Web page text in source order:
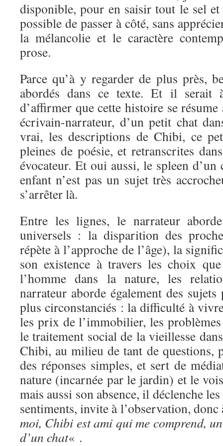
disponible, pour en saisir tout le sel
possible de passer à côté, sans
la mélancolie et le caractère
prose.
Parce qu’à y regarder de plus près,
abordés dans ce texte. Et il serait
d’affirmer que cette histoire se
écrivain-narrateur, d’un petit chat
vrai, les descriptions de Chibi, ce
pleines de poésie, et retranscrites
évocateur. Et oui aussi, le spleen d’un
enfant n’est pas un sujet très
s’arrêter là.
Entre les lignes, le narrateur
universels : la disparition des
répète à l’approche de l’âge), la
son existence à travers les choix
l’homme dans la nature, les
narrateur aborde également des
plus circonstanciés : la difficulté à
les prix de l’immobilier, les problèmes
le traitement social de la vieillesse
Chibi, au milieu de tant de questions,
des réponses simples, et sert de
nature (incarnée par le jardin) et le
mais aussi son absence, il déclenche
sentiments, invite à l’observation,
moi, Chibi est ami qui me comprend,
d’un chat« .